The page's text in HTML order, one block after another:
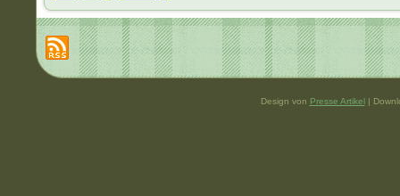
Design von Presse Artikel|